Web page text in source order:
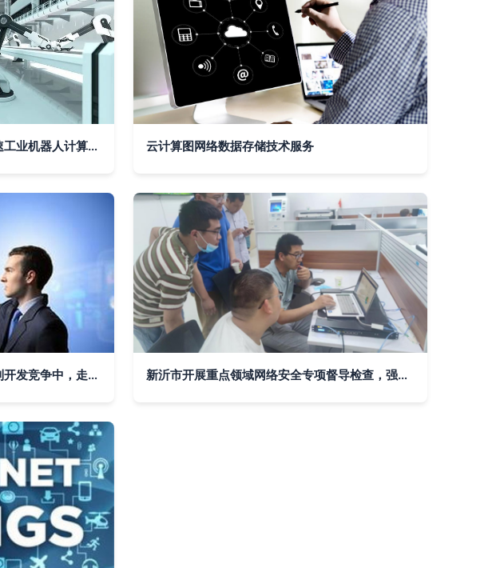
无人工厂快速落地 华北工控加速工业机器人计算机硬件市场部署 云计算图网络数据存储技术服务
西安弈聪软件 在激烈的软件定制开发竞争中，走出一条独特的网络技术服务之路 新沂市开展重点领域网络安全专项督导检查，强化网络技术服务保障